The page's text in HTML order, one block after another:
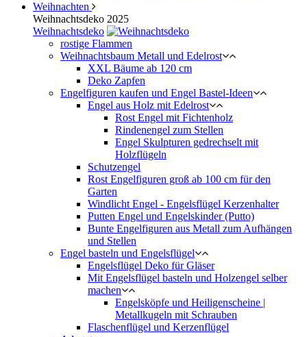
Weihnachten
Weihnachtsdeko 2025
Weihnachtsdeko
rostige Flammen
Weihnachtsbaum Metall und Edelrost
XXL Bäume ab 120 cm
Deko Zapfen
Engelfiguren kaufen und Engel Bastel-Ideen
Engel aus Holz mit Edelrost
Rost Engel mit Fichtenholz
Rindenengel zum Stellen
Engel Skulpturen gedrechselt mit
Holzflügeln
Schutzengel
Rost Engelfiguren groß ab 100 cm für den
Garten
Windlicht Engel - Engelsflügel Kerzenhalter
Putten Engel und Engelskinder (Putto)
Bunte Engelfiguren aus Metall zum Aufhängen
und Stellen
Engel basteln und Engelsflügel
Engelsflügel Deko für Gläser
Mit Engelsflügel basteln und Holzengel selber
machen
Engelsköpfe und Heiligenscheine |
Metallkugeln mit Schrauben
Flaschenflügel und Kerzenflügel